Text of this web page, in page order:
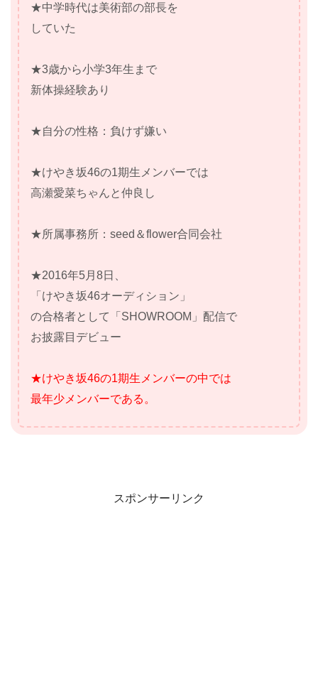
★中学時代は美術部の部長を
していた
★3歳から小学3年生まで
新体操経験あり
★自分の性格：負けず嫌い
★けやき坂46の1期生メンバーでは
高瀬愛菜ちゃんと仲良し
★所属事務所：seed＆flower合同会社
★2016年5月8日、
「けやき坂46オーディション」
の合格者として「SHOWROOM」配信で
お披露目デビュー
★けやき坂46の1期生メンバーの中では
最年少メンバーである。
スポンサーリンク